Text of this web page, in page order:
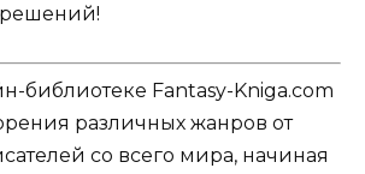
библиотеке Fantasy-Kniga.com
различных жанров от
со всего мира, начиная